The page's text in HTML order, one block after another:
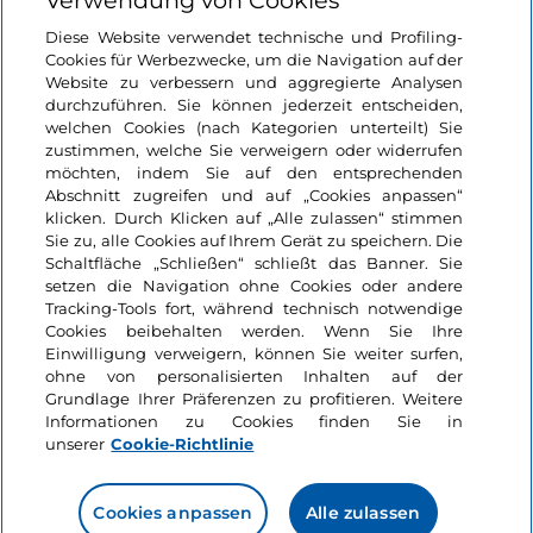
Login
Bleiben wir in Kontakt
Diese Website verwendet technische und Profiling-
Cookies für Werbezwecke, um die Navigation auf der
Website zu verbessern und aggregierte Analysen
durchzuführen. Sie können jederzeit entscheiden,
welchen Cookies (nach Kategorien unterteilt) Sie
zustimmen, welche Sie verweigern oder widerrufen
möchten, indem Sie auf den entsprechenden
Abschnitt zugreifen und auf „Cookies anpassen“
klicken. Durch Klicken auf „Alle zulassen“ stimmen
Sie zu, alle Cookies auf Ihrem Gerät zu speichern. Die
Schaltfläche „Schließen“ schließt das Banner. Sie
setzen die Navigation ohne Cookies oder andere
Tracking-Tools fort, während technisch notwendige
Cookies beibehalten werden. Wenn Sie Ihre
Einwilligung verweigern, können Sie weiter surfen,
ohne von personalisierten Inhalten auf der
Grundlage Ihrer Präferenzen zu profitieren. Weitere
Informationen zu Cookies finden Sie in
unserer Cookie-Richtlinie
Cookies anpassen Alle zulassen